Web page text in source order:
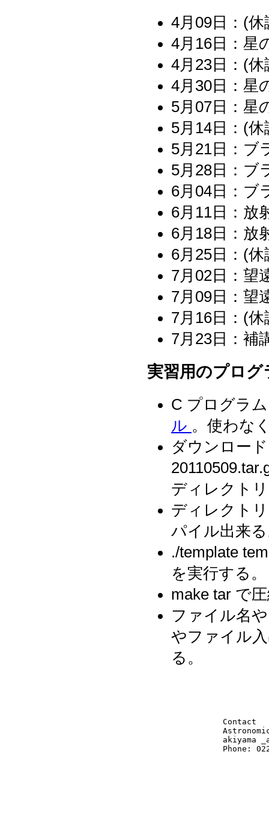
4月09日：(休
4月16日：星
4月23日：(休
4月30日：星
5月07日：星
5月14日：(休
5月21日：ブ
5月28日：ブ
6月04日：ブ
6月11日：放
6月18日：放
6月25日：(休
7月02日：望
7月09日：望
7月16日：(休
7月23日：補
実習用のプロ
C プログラ
ル 。使わな
ダウンロー
ディレクト
ディレクト
パイル出来
./template
を実行する。
make tar で
ファイル名
やファイル
る。
Contact
akiyama
Phone: